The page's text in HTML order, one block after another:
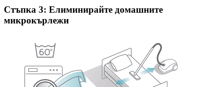
Стъпка 3: Елиминирайте домашните
микрокърлежи